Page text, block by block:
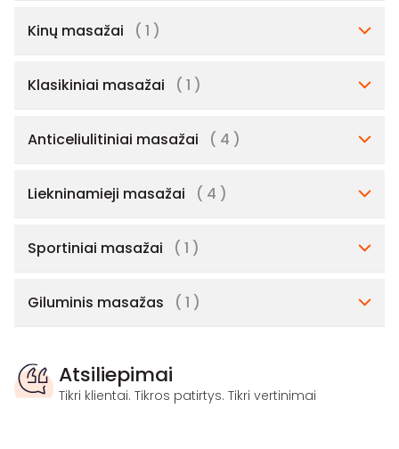
Kinų masažai ( 1 )
Klasikiniai masažai ( 1 )
Anticeliulitiniai masažai ( 4 )
Liekninamieji masažai ( 4 )
Sportiniai masažai ( 1 )
Giluminis masažas ( 1 )
Atsiliepimai
Tikri klientai. Tikros patirtys. Tikri vertinimai